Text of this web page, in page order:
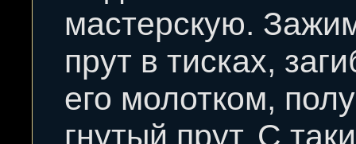
мастерскую.
прут в тисках,
его молотком,
гнутый прут. С